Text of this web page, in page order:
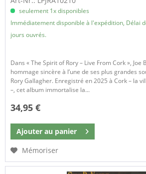
seulement 1x disponibles
Immédiatement disponible à l'expédition, Délai
jours ouvrés.
Dans « The Spirit of Rory – Live From Cork »,
hommage sincère à l’une de ses plus grandes
Rory Gallagher. Enregistré en 2025 à Cork – la
–, cet album immortalise la...
34,95 €
Ajouter au panier
Mémoriser